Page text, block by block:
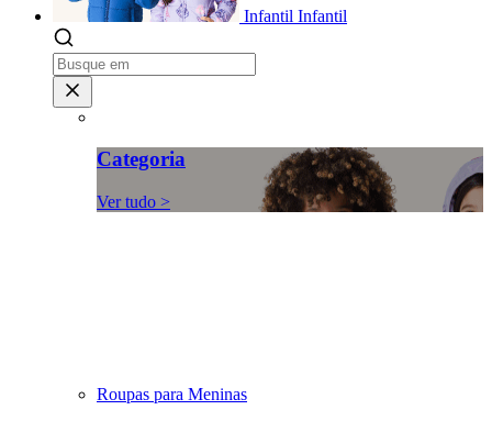
Infantil Infantil
Categoria
Ver tudo >
Roupas para Meninas